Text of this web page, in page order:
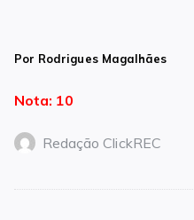
Por Rodrigues Magalhães
Nota: 10
Redação ClickREC